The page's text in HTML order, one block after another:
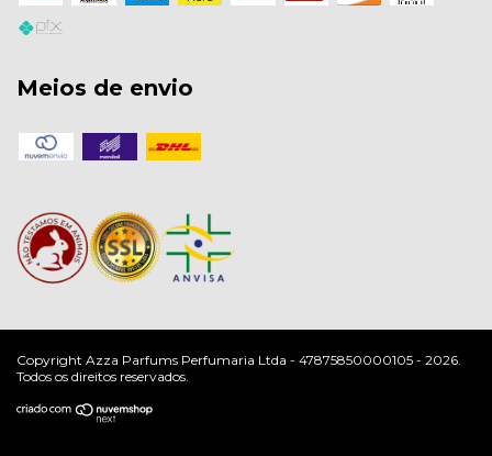
Meios de envio
Copyright Azza Parfums Perfumaria Ltda - 47875850000105 - 2026.
Todos os direitos reservados.